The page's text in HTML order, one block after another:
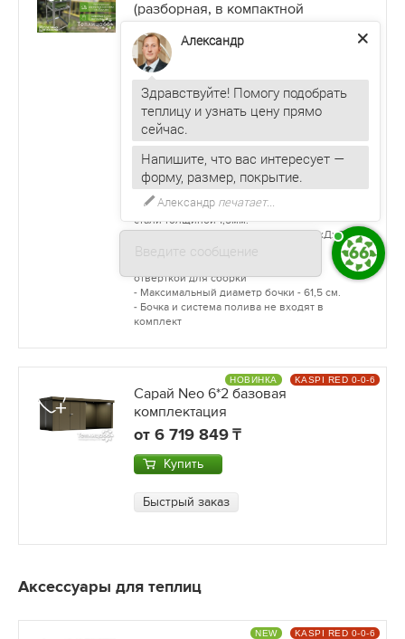
(разборная, в компактной
от82 236
Купить
Быстрый заказ
- Подходит для пластиковых бочек и баков
до 250 литров.
- Подходит для 200 литровых металлических
бочек
- Изготовлена из долговечной оцинкованной
стали толщиной 1,5мм.
- Габариты собранной подставки: ШхДхВ:
66х66х100 см.
отверткой для сборки
- Максимальный диаметр бочки - 61,5 см.
- Бочка и система полива не входят в
комплект
Сарай Neo 6*2 базовая
комплектация
от 6 719 849
Купить
Быстрый заказ
НОВИНКА KASPI RED 0-0-6
Аксессуары для теплиц
NEW KASPI RED 0-0-6
Введите сообщение
Александр
Здравствуйте! Помогу подобрать
теплицу и узнать цену прямо
Напишите, что вас интересует —
форму, размер, покрытие.
Александрпечатает...